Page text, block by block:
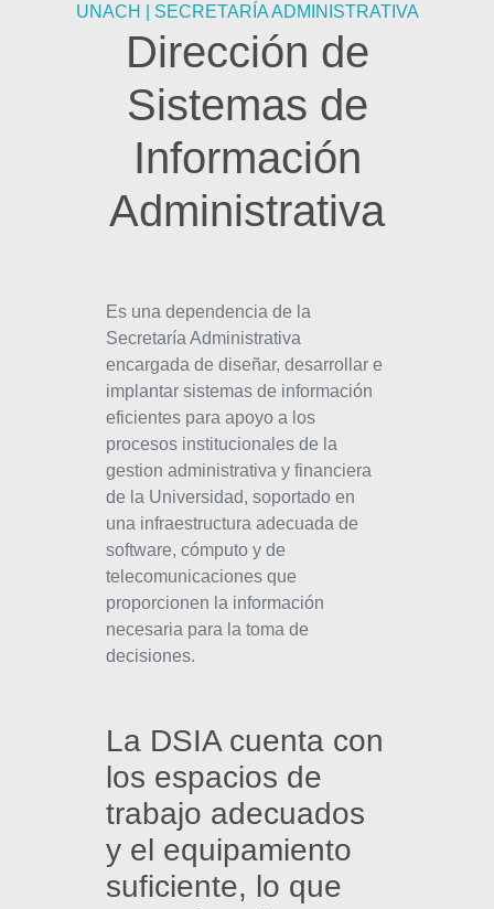
UNACH | SECRETARÍA ADMINISTRATIVA
Dirección de
Sistemas de
Información
Administrativa
Es una dependencia de la
Secretaría Administrativa
encargada de diseñar, desarrollar e
implantar sistemas de información
eficientes para apoyo a los
procesos institucionales de la
gestion administrativa y financiera
de la Universidad, soportado en
una infraestructura adecuada de
software, cómputo y de
telecomunicaciones que
proporcionen la información
necesaria para la toma de
decisiones.
La DSIA cuenta con
los espacios de
trabajo adecuados
y el equipamiento
suficiente, lo que